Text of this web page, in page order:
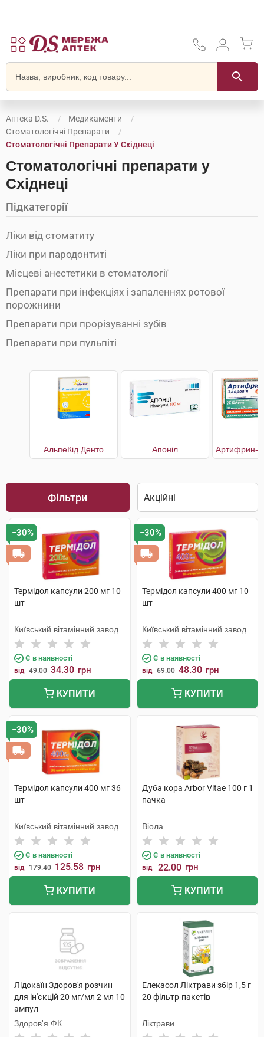
Аптека D.S.
Медикаменти
Стоматологічні Препарати
Стоматологічні Препарати У Східнеці
Стоматологічні препарати у
Східнеці
Підкатегорії
Ліки від стоматиту
Ліки при пародонтиті
Місцеві анестетики в стоматології
Препарати при інфекціях і запаленнях ротової
порожнини
Препарати при прорізуванні зубів
Препарати при пульпіті
АльпеКід Денто Апоніл
Фільтри
−30%
Термідол капсули 200 мг 10
шт
Київський вітамінний завод
Є в наявності
від 49.00 34.30 грн
КУПИТИ
−30%
Термідол капсули 400 мг 10
шт
Київський вітамінний завод
Є в наявності
від 69.00 48.30 грн
КУПИТИ
−30%
Термідол капсули 400 мг 36
шт
Київський вітамінний завод
Є в наявності
від 179.40 125.58 грн
КУПИТИ
Дуба кора Arbor Vitae 100 г 1
пачка
Віола
Є в наявності
від 22.00 грн
КУПИТИ
Лідокаїн Здоров'я розчин
для ін'єкцій 20 мг/мл 2 мл 10
ампул
Здоров'я ФК
Елекасол Ліктрави збір 1,5 г
20 фільтр-пакетів
Ліктрави